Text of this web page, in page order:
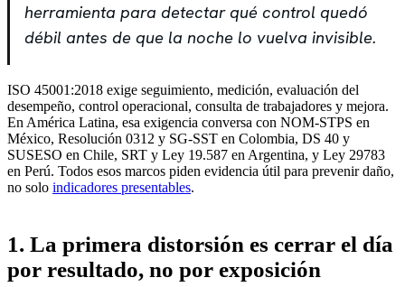
herramienta para detectar qué control quedó
débil antes de que la noche lo vuelva invisible.
ISO 45001:2018 exige seguimiento, medición, evaluación del
desempeño, control operacional, consulta de trabajadores y mejora.
En América Latina, esa exigencia conversa con NOM-STPS en
México, Resolución 0312 y SG-SST en Colombia, DS 40 y
SUSESO en Chile, SRT y Ley 19.587 en Argentina, y Ley 29783
en Perú. Todos esos marcos piden evidencia útil para prevenir daño,
no solo indicadores presentables.
1. La primera distorsión es cerrar el día
por resultado, no por exposición